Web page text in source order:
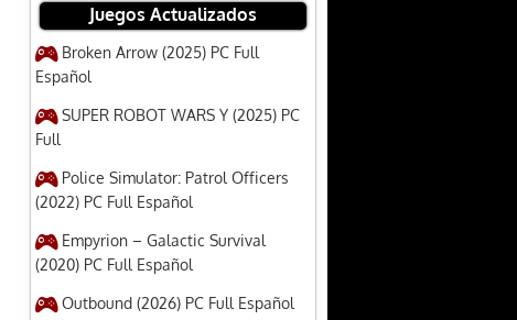
Juegos Actualizados
Broken Arrow (2025) PC Full
Español
SUPER ROBOT WARS Y (2025) PC
Full
Police Simulator: Patrol Officers
(2022) PC Full Español
Empyrion – Galactic Survival
(2020) PC Full Español
Outbound (2026) PC Full Español